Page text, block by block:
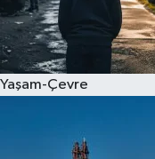
Yaşam-Çevre